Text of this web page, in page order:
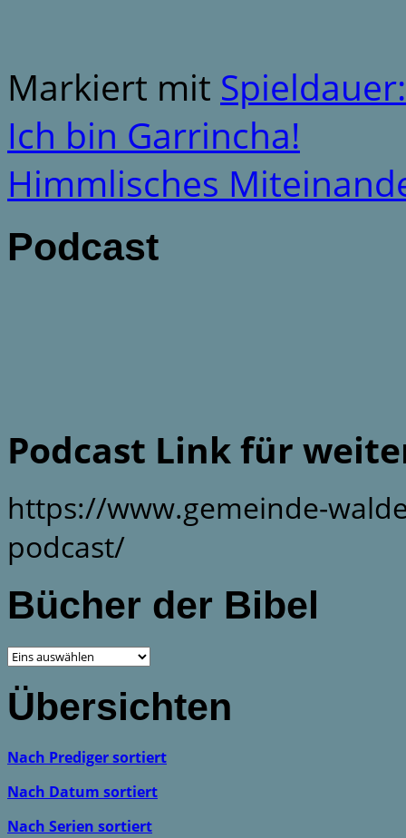
Markiert mit
Ich bin Garrincha!
Himmlisches
Podcast
Podcast Link für
https://www.gemeinde-
podcast/
Bücher der Bibel
Übersichten
Nach Prediger sortiert
Nach Datum sortiert
Nach Serien sortiert